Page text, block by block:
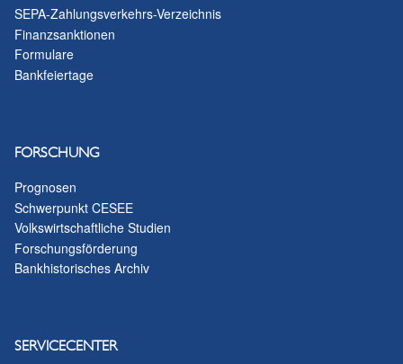
SEPA-Zahlungsverkehrs-Verzeichnis
Finanzsanktionen
Formulare
Bankfeiertage
FORSCHUNG
Prognosen
Schwerpunkt CESEE
Volkswirtschaftliche Studien
Forschungsförderung
Bankhistorisches Archiv
SERVICECENTER